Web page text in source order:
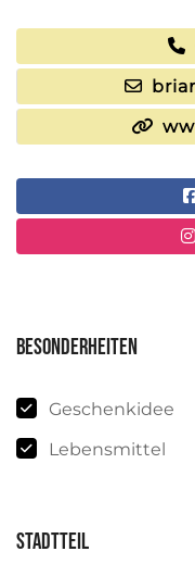
Besonderheiten
Geschenkidee
Lebensmittel
Stadtteil